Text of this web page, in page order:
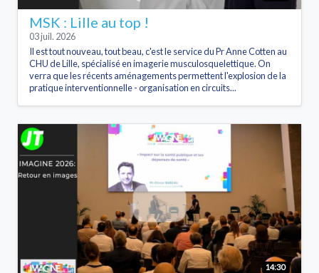
MSK : Lille au top !
03 juil. 2026
Il est tout nouveau, tout beau, c'est le service du Pr Anne Cotten au
CHU de Lille, spécialisé en imagerie musculosquelettique. On
verra que les récents aménagements permettent l'explosion de la
pratique interventionnelle - organisation en circuits...
14:30